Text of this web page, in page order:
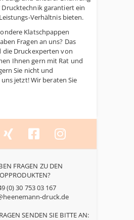
garantiert ein
Verhältnis bieten.
Klatschpappen
Fragen an uns? Das
die Druckexperten von
Ihnen gern mit Rat und
Sie nicht und
jetzt! Wir beraten Sie
FRAGEN ZU DEN
(0) 30 753 03 167
druck.de
SENDEN SIE BITTE AN: